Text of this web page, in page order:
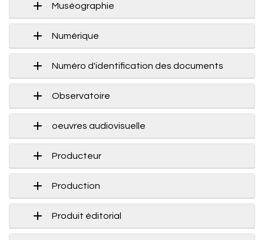
Muséographie
Numérique
Numéro d'identification des documents
Observatoire
oeuvres audiovisuelle
Producteur
Production
Produit éditorial